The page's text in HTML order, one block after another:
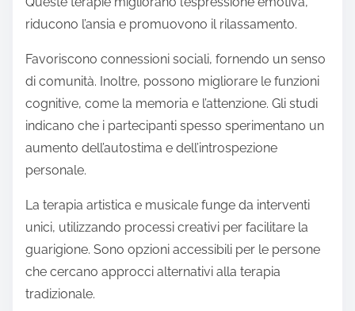
riducono l’ansia e promuovono il rilassamento.
Favoriscono connessioni sociali, fornendo un senso
di comunità. Inoltre, possono migliorare le funzioni
cognitive, come la memoria e l’attenzione. Gli studi
indicano che i partecipanti spesso sperimentano un
aumento dell’autostima e dell’introspezione
personale.
La terapia artistica e musicale funge da interventi
unici, utilizzando processi creativi per facilitare la
guarigione. Sono opzioni accessibili per le persone
che cercano approcci alternativi alla terapia
tradizionale.